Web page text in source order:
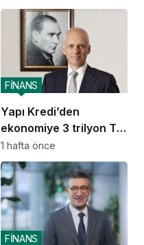
stratejik iş birliği
Yapı Kredi’den
ekonomiye 3 trilyon TL
destek
FİNANS
1 hafta önce
FİNANS